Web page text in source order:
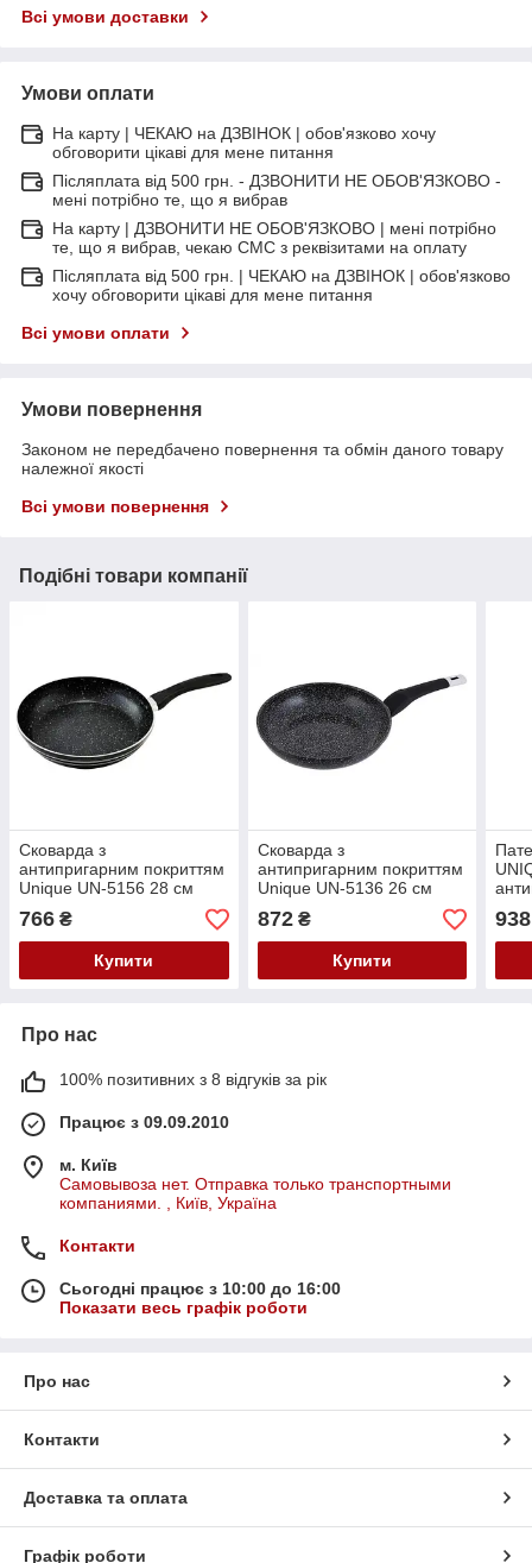
Всі умови доставки
Умови оплати
На карту | ЧЕКАЮ на ДЗВІНОК | обов'язково хочу
обговорити цікаві для мене питання
Післяплата від 500 грн. - ДЗВОНИТИ НЕ ОБОВ'ЯЗКОВО -
мені потрібно те, що я вибрав
На карту | ДЗВОНИТИ НЕ ОБОВ'ЯЗКОВО | мені потрібно
те, що я вибрав, чекаю СМС з реквізитами на оплату
Післяплата від 500 грн. | ЧЕКАЮ на ДЗВІНОК | обов'язково
хочу обговорити цікаві для мене питання
Всі умови оплати
Умови повернення
Законом не передбачено повернення та обмін даного товару
належної якості
Всі умови повернення
Подібні товари компанії
Сковарда з
антипригарним покриттям
Unique UN-5156 28 см
766 ₴
Купити
Сковарда з
антипригарним покриттям
Unique UN-5136 26 см
872₴
Купити
938
Про нас
100% позитивних з 8 відгуків за рік
Працює з 09.09.2010
м. Київ
Самовывоза нет. Отправка только транспортными
компаниями. , Київ, Україна
Контакти
Сьогодні працює з 10:00 до 16:00
Показати весь графік роботи
Про нас
Контакти
Доставка та оплата
Графік роботи